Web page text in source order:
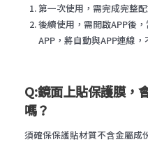
第一次使用，需完成完整配
後續使用，需開啟APP後
APP，將自動與APP連線，
Q:鏡面上貼保護膜，
嗎？
須確保保護貼材質不含金屬成